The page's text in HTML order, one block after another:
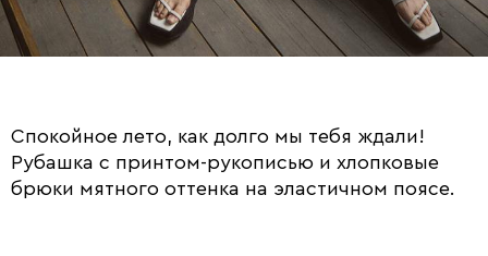
Спокойное лето, как долго мы тебя ждали!
Рубашка с принтом-рукописью и хлопковые
брюки мятного оттенка на эластичном поясе.